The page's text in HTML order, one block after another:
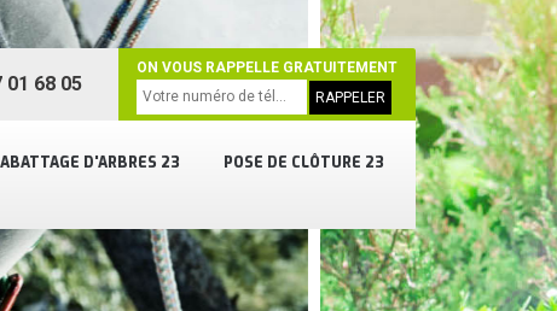
ABATTAGE D'ARBRES 23 POSE DE CLÔTURE 23
01 68 05
ON VOUS RAPPELLE GRATUITEMENT